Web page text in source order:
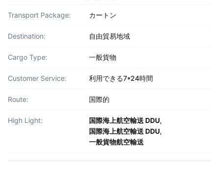
Transport Package: カートン
Destination: 自由貿易地域
Cargo Type: 一般貨物
Customer Service: 利用できる7*24時間
Route: 国際的
High Light: 国際海上航空輸送 DDU,
国際海上航空輸送 DDU,
一般貨物航空輸送